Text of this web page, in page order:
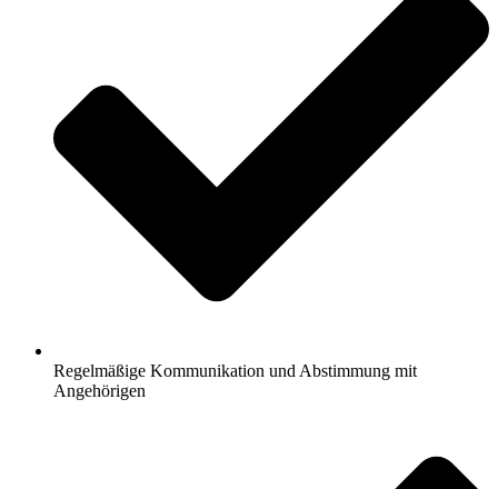
Regelmäßige Kommunikation und Abstimmung mit
Angehörigen